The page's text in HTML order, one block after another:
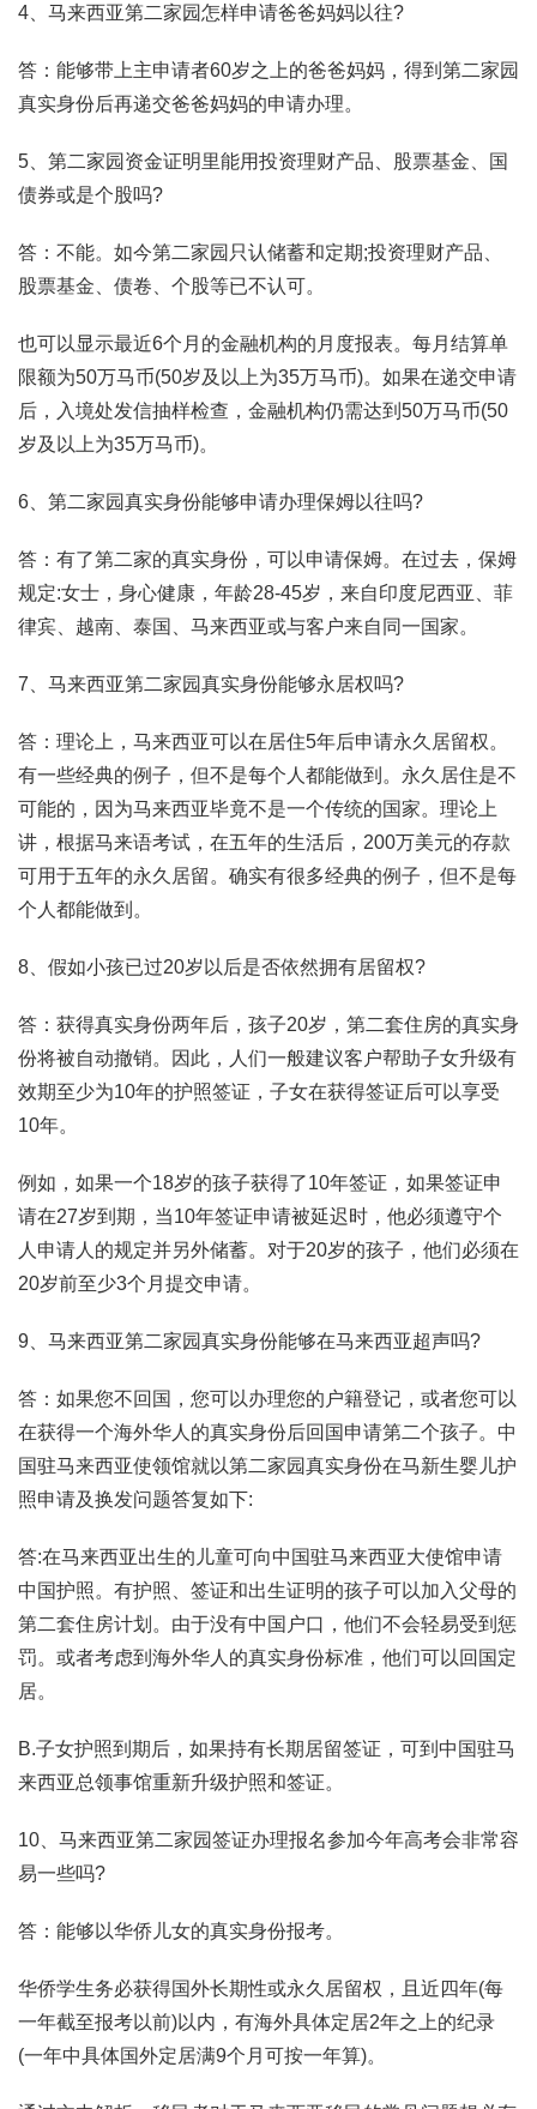
4、马来西亚第二家园怎样申请爸爸妈妈以往?
答：能够带上主申请者60岁之上的爸爸妈妈，得到第二家园
真实身份后再递交爸爸妈妈的申请办理。
5、第二家园资金证明里能用投资理财产品、股票基金、国
债券或是个股吗?
答：不能。如今第二家园只认储蓄和定期;投资理财产品、
股票基金、债卷、个股等已不认可。
也可以显示最近6个月的金融机构的月度报表。每月结算单
限额为50万马币(50岁及以上为35万马币)。如果在递交申请
后，入境处发信抽样检查，金融机构仍需达到50万马币(50
岁及以上为35万马币)。
6、第二家园真实身份能够申请办理保姆以往吗?
答：有了第二家的真实身份，可以申请保姆。在过去，保姆
规定:女士，身心健康，年龄28-45岁，来自印度尼西亚、菲
律宾、越南、泰国、马来西亚或与客户来自同一国家。
7、马来西亚第二家园真实身份能够永居权吗?
答：理论上，马来西亚可以在居住5年后申请永久居留权。
有一些经典的例子，但不是每个人都能做到。永久居住是不
可能的，因为马来西亚毕竟不是一个传统的国家。理论上
讲，根据马来语考试，在五年的生活后，200万美元的存款
可用于五年的永久居留。确实有很多经典的例子，但不是每
个人都能做到。
8、假如小孩已过20岁以后是否依然拥有居留权?
答：获得真实身份两年后，孩子20岁，第二套住房的真实身
份将被自动撤销。因此，人们一般建议客户帮助子女升级有
效期至少为10年的护照签证，子女在获得签证后可以享受
10年。
例如，如果一个18岁的孩子获得了10年签证，如果签证申
请在27岁到期，当10年签证申请被延迟时，他必须遵守个
人申请人的规定并另外储蓄。对于20岁的孩子，他们必须在
20岁前至少3个月提交申请。
9、马来西亚第二家园真实身份能够在马来西亚超声吗?
答：如果您不回国，您可以办理您的户籍登记，或者您可以
在获得一个海外华人的真实身份后回国申请第二个孩子。中
国驻马来西亚使领馆就以第二家园真实身份在马新生婴儿护
照申请及换发问题答复如下:
答:在马来西亚出生的儿童可向中国驻马来西亚大使馆申请
中国护照。有护照、签证和出生证明的孩子可以加入父母的
第二套住房计划。由于没有中国户口，他们不会轻易受到惩
罚。或者考虑到海外华人的真实身份标准，他们可以回国定
居。
B.子女护照到期后，如果持有长期居留签证，可到中国驻马
来西亚总领事馆重新升级护照和签证。
10、马来西亚第二家园签证办理报名参加今年高考会非常容
易一些吗?
答：能够以华侨儿女的真实身份报考。
华侨学生务必获得国外长期性或永久居留权，且近四年(每
一年截至报考以前)以内，有海外具体定居2年之上的纪录
(一年中具体国外定居满9个月可按一年算)。